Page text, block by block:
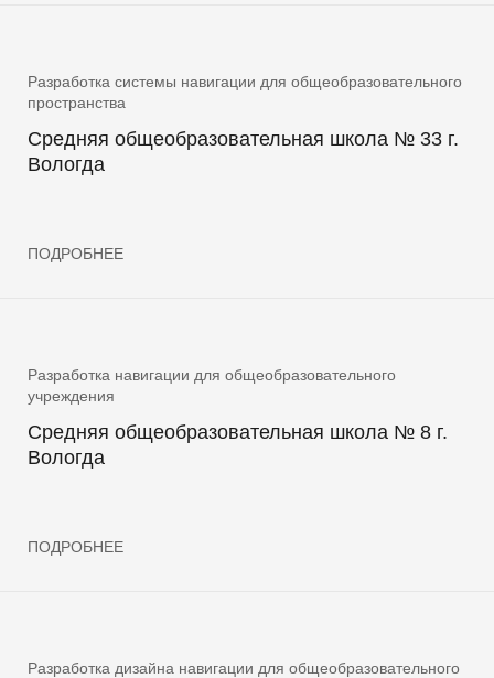
Разработка системы навигации для общеобразовательного
пространства
Средняя общеобразовательная школа № 33 г.
Вологда
ПОДРОБНЕЕ
Разработка навигации для общеобразовательного
учреждения
Средняя общеобразовательная школа № 8 г.
Вологда
ПОДРОБНЕЕ
Разработка дизайна навигации для общеобразовательного